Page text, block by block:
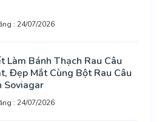
: 24/07/2026
Làm Bánh Thạch Rau Câu
Đẹp Mắt Cùng Bột Rau Câu
Soviagar
: 24/07/2026